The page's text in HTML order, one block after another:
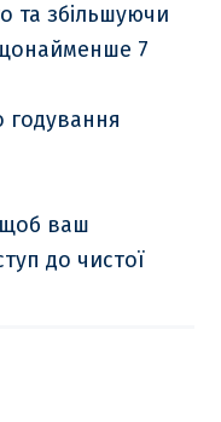
та збільшуючи
7
годування
щоб ваш
до чистої